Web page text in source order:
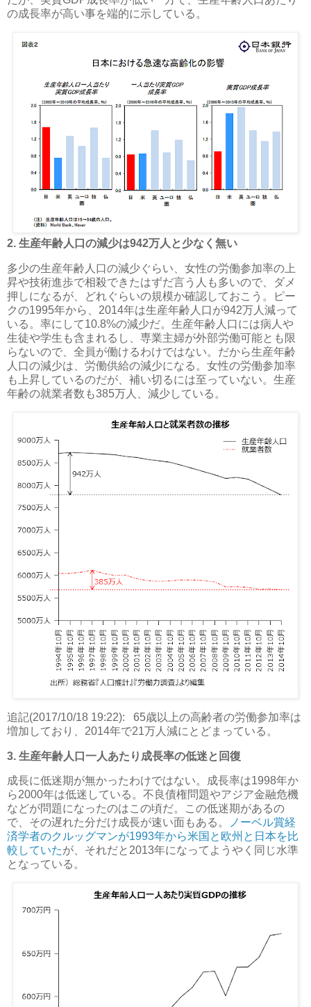
の成長率が高い事を端的に示している。
2. 生産年齢人口の減少は942万人と少なく無い
多少の生産年齢人口の減少ぐらい、女性の労働参加率の上
昇や技術進歩で相殺できたはずだ言う人も多いので、ダメ
押しになるが、どれぐらいの規模か確認しておこう。ピー
クの1995年から、2014年は生産年齢人口が942万人減って
いる。率にして10.8%の減少だ。生産年齢人口には病人や
生徒や学生も含まれるし、専業主婦が外部労働可能とも限
らないので、全員が働けるわけではない。だから生産年齢
人口の減少は、労働供給の減少になる。女性の労働参加率
も上昇しているのだが、補い切るには至っていない。生産
年齢の就業者数も385万人、減少している。
追記(2017/10/18 19:22):
65歳以上の高齢者の労働参加率は
増加しており、2014年で21万人減にとどまっている。
3. 生産年齢人口一人あたり成長率の低迷と回復
成長に低迷期が無かったわけではない。成長率は1998年か
ら2000年は低迷している。不良債権問題やアジア金融危機
などが問題になったのはこの頃だ。この低迷期があるの
で、その遅れた分だけ成長が速い面もある。
ノーベル賞経
済学者のクルッグマンが1993年から米国と欧州と日本を比
較していたが、それだと2013年になってようやく同じ水準
となっている。